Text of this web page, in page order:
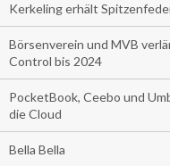
Kerkeling erhält
Börsenverein und MVB
Control bis 2024
PocketBook, Ceebo und
die Cloud
Bella Bella